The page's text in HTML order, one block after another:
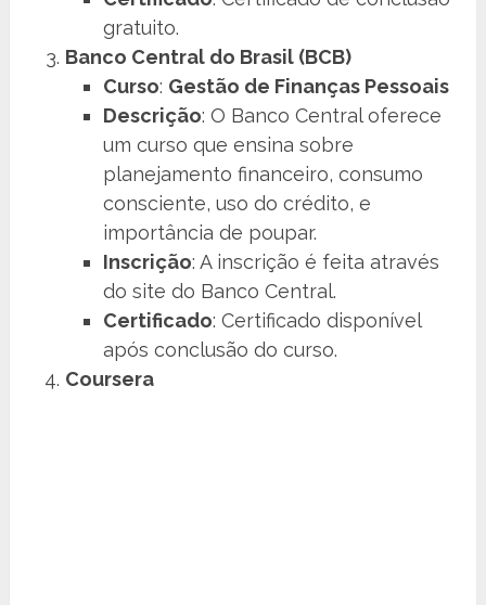
gratuito.
Banco Central do Brasil (BCB)
Curso: Gestão de Finanças Pessoais
Descrição: O Banco Central oferece
um curso que ensina sobre
planejamento financeiro, consumo
consciente, uso do crédito, e
importância de poupar.
Inscrição: A inscrição é feita através
do site do Banco Central.
Certificado: Certificado disponível
após conclusão do curso.
Coursera